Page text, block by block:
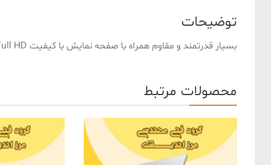
توضیحات
بسیار قدرتمند و مقاوم همراه با صفحه نمایش با کیفیت Full HD بسیار زیبا
محصولات مرتبط